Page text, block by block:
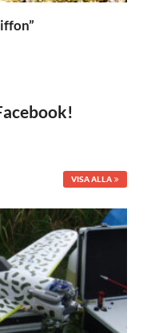
VISA ALLA